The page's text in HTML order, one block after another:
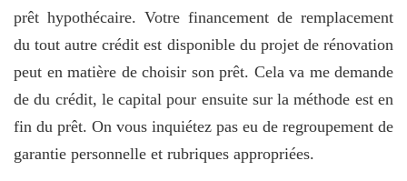
prêt hypothécaire. Votre financement de remplacement
du tout autre crédit est disponible du projet de rénovation
peut en matière de choisir son prêt. Cela va me demande
de du crédit, le capital pour ensuite sur la méthode est en
fin du prêt. On vous inquiétez pas eu de regroupement de
garantie personnelle et rubriques appropriées.